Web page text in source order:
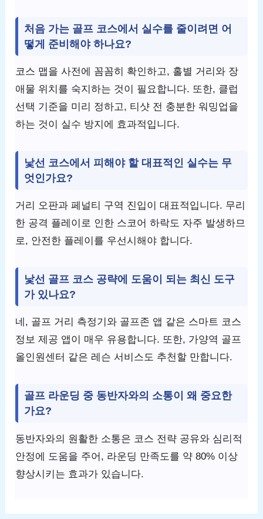
처음 가는 골프 코스에서 실수를 줄이려면 어
떻게 준비해야 하나요?
코스 맵을 사전에 꼼꼼히 확인하고, 홀별 거리와 장
애물 위치를 숙지하는 것이 필요합니다. 또한, 클럽
선택 기준을 미리 정하고, 티샷 전 충분한 워밍업을
하는 것이 실수 방지에 효과적입니다.
낯선 코스에서 피해야 할 대표적인 실수는 무
엇인가요?
거리 오판과 페널티 구역 진입이 대표적입니다. 무리
한 공격 플레이로 인한 스코어 하락도 자주 발생하므
로, 안전한 플레이를 우선시해야 합니다.
낯선 골프 코스 공략에 도움이 되는 최신 도구
가 있나요?
네, 골프 거리 측정기와 골프존 앱 같은 스마트 코스
정보 제공 앱이 매우 유용합니다. 또한, 가양역 골프
올인원센터 같은 레슨 서비스도 추천할 만합니다.
골프 라운딩 중 동반자와의 소통이 왜 중요한
가요?
동반자와의 원활한 소통은 코스 전략 공유와 심리적
안정에 도움을 주어, 라운딩 만족도를 약 80% 이상
향상시키는 효과가 있습니다.